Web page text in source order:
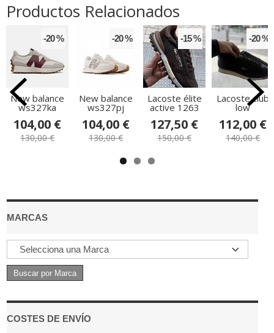
MARCAS
COSTES DE ENVÍO
Productos Relacionados
-20 %
New balance
ws327ka
104,00 €
130,00 €
-20 %
New balance
ws327pj
104,00 €
130,00 €
-15 %
Lacoste élite
active 1263
127,50 €
150,00 €
-20 %
Lacoste club
low
112,00 €
140,00 €